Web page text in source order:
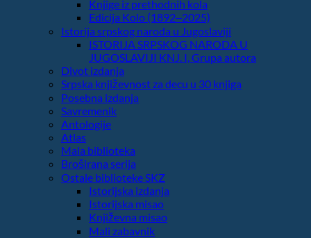
Knjige iz prethodnih kola
Edicija Kolo (1892‒2025)
Istorija srpskog naroda u Jugoslaviji
ISTORIJA SRPSKOG NARODA U
JUGOSLAVIJI KNJ. I, Grupa autora
Divot izdanja
Srpska književnost za decu u 30 knjiga
Posebna izdanja
Savremenik
Antologije
Atlas
Mala biblioteka
Broširana serija
Ostale biblioteke SKZ
Istorijska izdanja
Istorijska misao
Književna misao
Mali zabavnik